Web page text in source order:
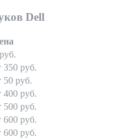
Dell
350 руб.
50 руб.
400 руб.
500 руб.
600 руб.
600 руб.